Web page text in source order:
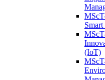
(IoT)